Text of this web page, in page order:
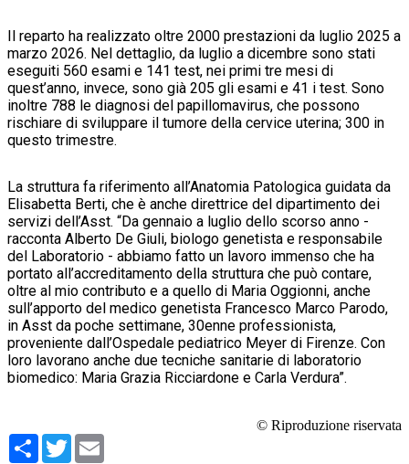
Il reparto ha realizzato oltre 2000 prestazioni da luglio 2025 a
marzo 2026. Nel dettaglio, da luglio a dicembre sono stati
eseguiti 560 esami e 141 test, nei primi tre mesi di
quest’anno, invece, sono già 205 gli esami e 41 i test. Sono
inoltre 788 le diagnosi del papillomavirus, che possono
rischiare di sviluppare il tumore della cervice uterina; 300 in
questo trimestre.
La struttura fa riferimento all’Anatomia Patologica guidata da
Elisabetta Berti, che è anche direttrice del dipartimento dei
servizi dell’Asst. “Da gennaio a luglio dello scorso anno -
racconta Alberto De Giuli, biologo genetista e responsabile
del Laboratorio - abbiamo fatto un lavoro immenso che ha
portato all’accreditamento della struttura che può contare,
oltre al mio contributo e a quello di Maria Oggionni, anche
sull’apporto del medico genetista Francesco Marco Parodo,
in Asst da poche settimane, 30enne professionista,
proveniente dall’Ospedale pediatrico Meyer di Firenze. Con
loro lavorano anche due tecniche sanitarie di laboratorio
biomedico: Maria Grazia Ricciardone e Carla Verdura”.
© Riproduzione riservata
Condividi
Twitter